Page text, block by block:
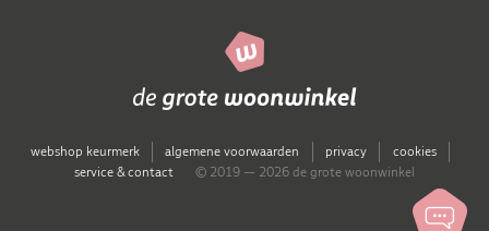
webshop keurmerk algemene voorwaarden privacy
cookies
service & contact
© 2019 — 2026 de grote woonwinkel